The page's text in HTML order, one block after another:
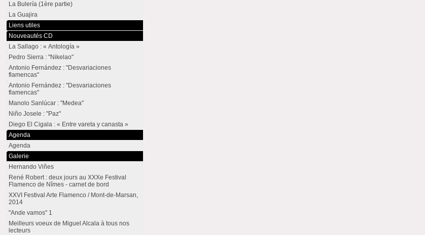
La Bulería (1ère partie)
La Guajira
Liens utiles
Nouveautés CD
La Sallago : « Antología »
Pedro Sierra : "Nikelao"
Antonio Fernández : "Desvariaciones
flamencas"
Antonio Fernández : "Desvariaciones
flamencas"
Manolo Sanlúcar : "Medea"
Niño Josele : "Paz"
Diego El Cigala : « Entre vareta y canasta »
Agenda
Agenda
Galerie
Hernando Viñes
René Robert : deux jours au XXXe Festival
Flamenco de Nîmes - carnet de bord
XXVI Festival Arte Flamenco / Mont-de-Marsan,
2014
"Ande vamos" 1
Meilleurs voeux de Miguel Alcala à tous nos
lecteurs